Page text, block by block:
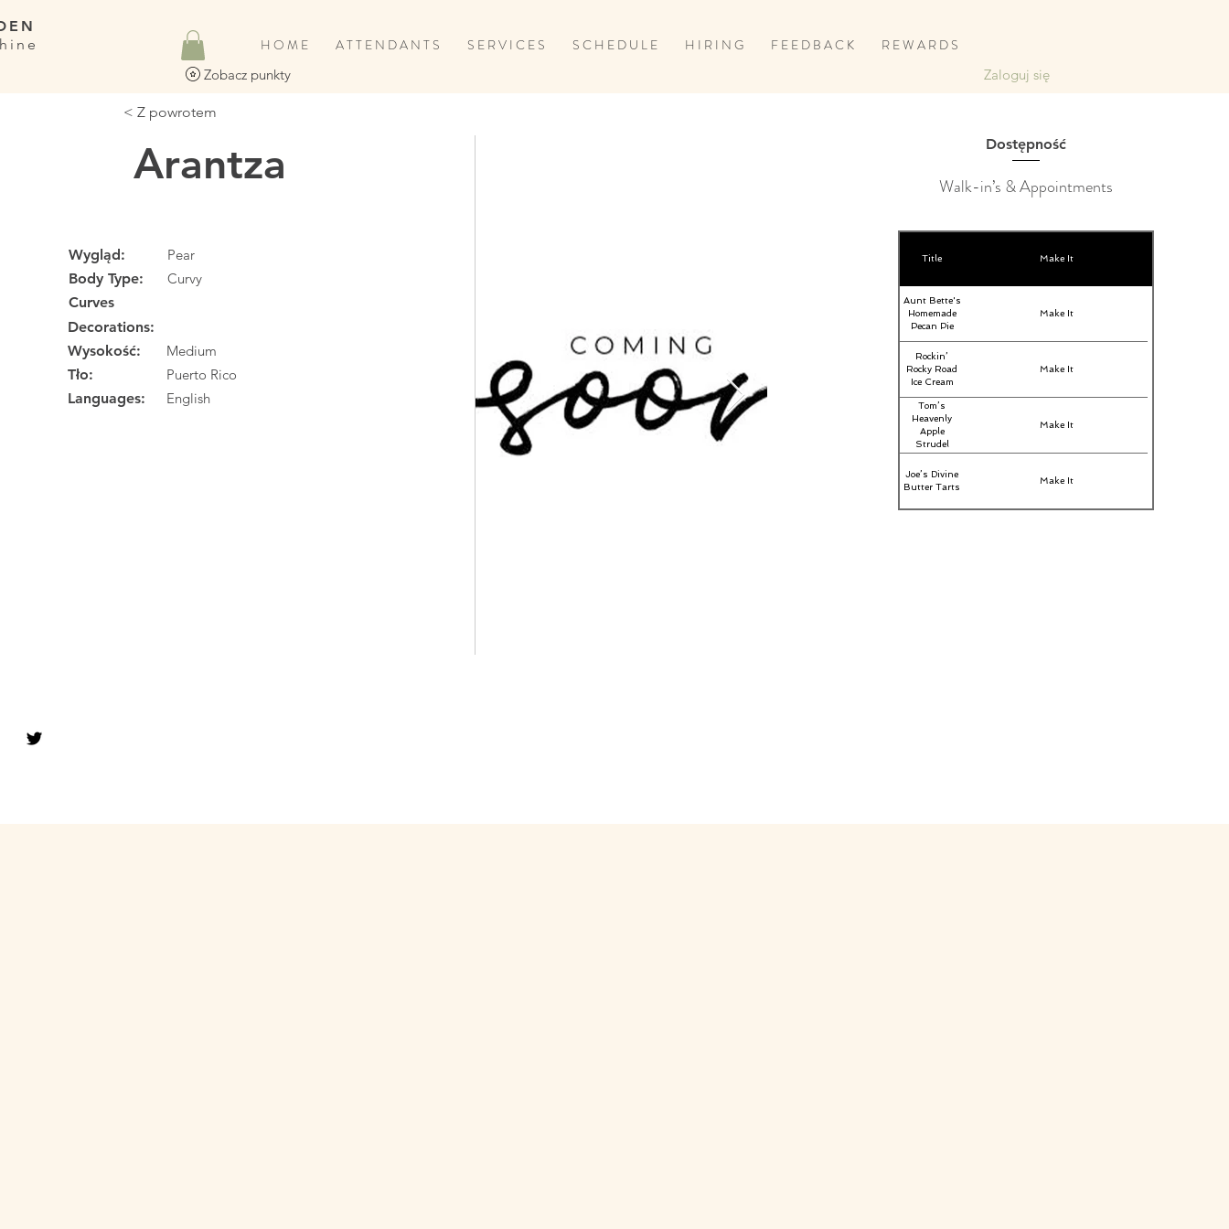
H O M E A T T E N D A N T S S E R V I C E S S C H E D U L E H I R I N G F E E D B A C K R E W A R D S
Zobacz punkty Zaloguj się
< Z powrotem
Arantza
Wygląd:
Body Type:
Curves
Pear
Curvy
Decorations:
Wysokość:
Tło:
Languages:
Medium
Puerto Rico
English
Dostępność
Walk-in’s & Appointments
Title Make It
Aunt Bette's
Homemade
Pecan Pie
Make It
Rockin’
Rocky Road
Ice Cream
Make It
Tom’s
Heavenly
Apple
Strudel
Make It
Joe’s Divine
Butter Tarts
Make It